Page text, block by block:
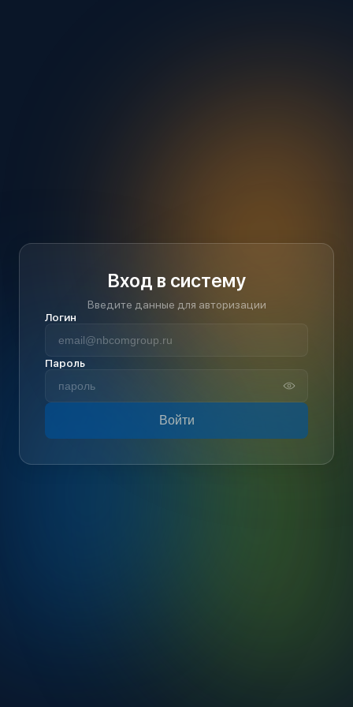
Вход в систему
Введите данные для авторизации
Логин
Пароль
Войти